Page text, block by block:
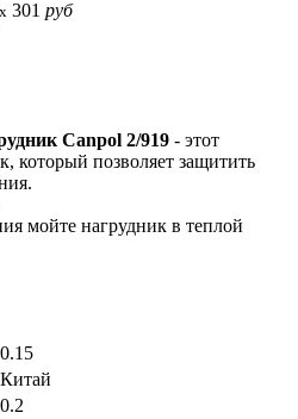
x 301 руб
Canpol 2/919 - этот
который позволяет защитить
мойте нагрудник в теплой
0.15
Китай
0.2